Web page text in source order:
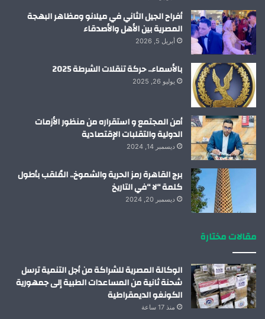
أفراح الجيل الثاني في ميلانو ومظاهر البهجة
المصرية بين الأهل والأصدقاء
أبريل 5, 2026
بالأسماء.. حركة تنقلات الشرطة 2025
يوليو 26, 2025
أمن المجتمع و استقراره من منظور الأزمات
الدولية والتقلبات الإقتصادية
ديسمبر 14, 2024
برج القاهرة رمز الحرية والشموخ.. المُلقب بأطول
كلمة “لا “في التاريخ
ديسمبر 20, 2024
مقالات مختارة
الوكالة المصرية للشراكة من أجل التنمية ترسل
شحنة ثانية من المساعدات الطبية إلى جمهورية
الكونغو الديمقراطية
منذ 17 ساعة